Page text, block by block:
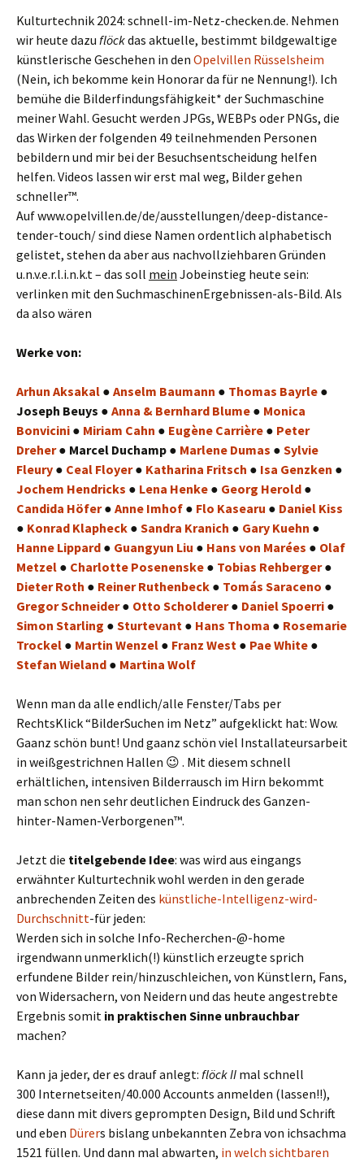
Kulturtechnik 2024: schnell-im-Netz-checken.de. Nehmen
wir heute dazu flöckdas aktuelle, bestimmt bildgewaltige
künstlerische Geschehen in den Opelvillen Rüsselsheim
(Nein, ich bekomme kein Honorar da für ne Nennung!). Ich
bemühe die Bilderfindungsfähigkeit* der Suchmaschine
meiner Wahl. Gesucht werden JPGs, WEBPs oder PNGs, die
das Wirken der folgenden 49 teilnehmenden Personen
bebildern und mir bei der Besuchsentscheidung helfen
helfen. Videos lassen wir erst mal weg, Bilder gehen
schneller™.
Auf www.opelvillen.de/de/ausstellungen/deep-distance-
tender-touch/ sind diese Namen ordentlich alphabetisch
gelistet, stehen da aber aus nachvollziehbaren Gründen
u.n.v.e.r.l.i.n.k.t – das soll mein Jobeinstieg heute sein:
verlinken mit den SuchmaschinenErgebnissen-als-Bild. Als
da also wären
Werke von:
Arhun Aksakal ● Anselm Baumann ● Thomas Bayrle ●
Joseph Beuys ● Anna & Bernhard Blume ● Monica
Bonvicini ● Miriam Cahn ● Eugène Carrière ● Peter
Dreher● Marcel Duchamp ● Marlene Dumas ● Sylvie
Fleury ● Ceal Floyer● Katharina Fritsch ● Isa Genzken ●
Jochem Hendricks ● Lena Henke ● Georg Herold ●
Candida Höfer● Anne Imhof ● Flo Kasearu ● Daniel Kiss
● Konrad Klapheck ● Sandra Kranich ● Gary Kuehn ●
Hanne Lippard ● Guangyun Liu ● Hans von Marées ● Olaf
Metzel ● Charlotte Posenenske ● Tobias Rehberger●
Dieter Roth ● Reiner Ruthenbeck ● Tomás Saraceno ●
Gregor Schneider● Otto Scholderer● Daniel Spoerri ●
Simon Starling ● Sturtevant ● Hans Thoma ● Rosemarie
Trockel ● Martin Wenzel ● Franz West ● Pae White ●
Stefan Wieland ● Martina Wolf
Wenn man da alle endlich/alle Fenster/Tabs per
RechtsKlick “BilderSuchen im Netz” aufgeklickt hat: Wow.
Gaanz schön bunt! Und gaanz schön viel Installateursarbeit
in weißgestrichnen Hallen 😉 . Mit diesem schnell
erhältlichen, intensiven Bilderrausch im Hirn bekommt
man schon nen sehr deutlichen Eindruck des Ganzen-
hinter-Namen-Verborgenen™.
Jetzt die titelgebende Idee: was wird aus eingangs
erwähnter Kulturtechnik wohl werden in den gerade
anbrechenden Zeiten des künstliche-Intelligenz-wird-
Durchschnitt-für jeden:
Werden sich in solche Info-Recherchen-@-home
irgendwann unmerklich(!) künstlich erzeugte sprich
erfundene Bilder rein/hinzuschleichen, von Künstlern, Fans,
von Widersachern, von Neidern und das heute angestrebte
Ergebnis somit in praktischen Sinne unbrauchbar
machen?
Kann ja jeder, der es drauf anlegt: flöck II mal schnell
300 Internetseiten/40.000 Accounts anmelden (lassen!!),
diese dann mit divers geprompten Design, Bild und Schrift
und eben Dürers bislang unbekannten Zebra von ichsachma
1521 füllen. Und dann mal abwarten, in welch sichtbaren